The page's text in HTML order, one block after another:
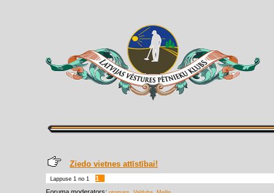
Ziedo vietnes attīstībai!
Lappuse 1 no 1
1